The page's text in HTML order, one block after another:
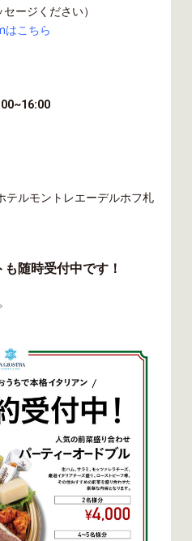
セージください）
こちら
テルモントレエーデルホフ札
随時受付中です！